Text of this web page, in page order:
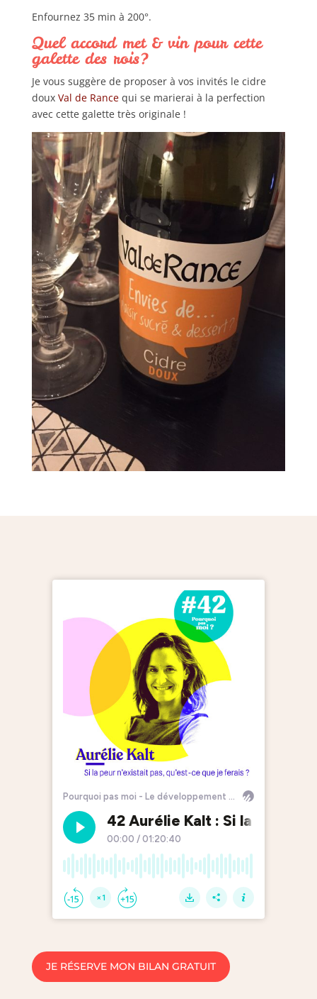
Enfournez 35 min à 200°.
Quel accord met & vin pour cette
galette des rois?
Je vous suggère de proposer à vos invités le cidre
doux Val de Rancequi se marierai à la perfection
avec cette galette très originale !
JE RÉSERVE MON BILAN GRATUIT